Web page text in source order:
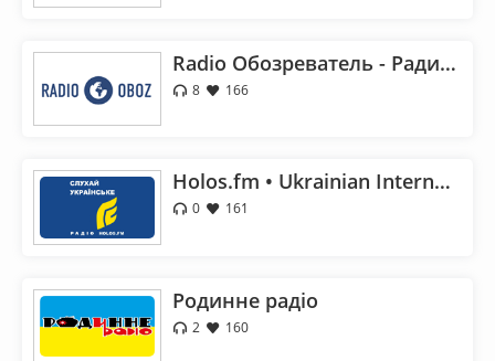
Radio Обозреватель - Радио Обоз
8 166
Holos.fm • Ukrainian Internet Radio
0 161
Родинне радіо
2 160